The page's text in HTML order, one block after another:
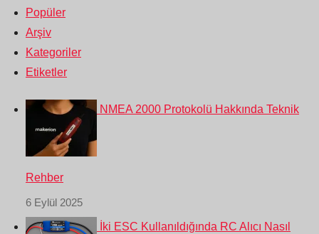
Popüler
Arşiv
Kategoriler
Etiketler
NMEA 2000 Protokolü Hakkında Teknik
Rehber
6 Eylül 2025
İki ESC Kullanıldığında RC Alıcı Nasıl